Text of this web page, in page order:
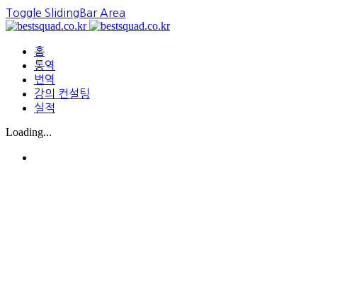
Toggle SlidingBar Area
홈
통역
번역
강의 컨설팅
실적
Loading...